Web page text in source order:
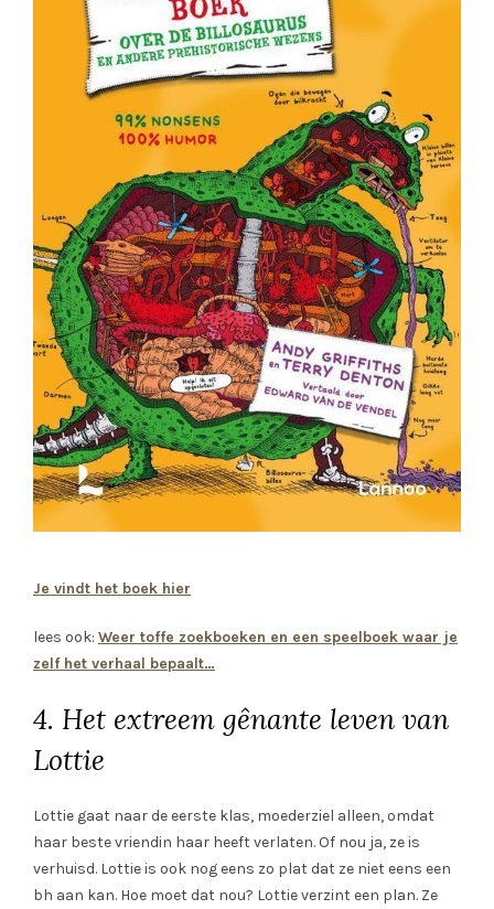
Je vindt het boek hier
lees ook: Weer toffe zoekboeken en een speelboek waar je
zelf het verhaal bepaalt…
4. Het extreem gênante leven van
Lottie
Lottie gaat naar de eerste klas, moederziel alleen, omdat
haar beste vriendin haar heeft verlaten. Of nou ja, ze is
verhuisd. Lottie is ook nog eens zo plat dat ze niet eens een
bh aan kan. Hoe moet dat nou? Lottie verzint een plan. Ze